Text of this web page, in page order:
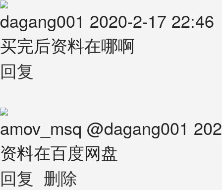
dagang001 2020-2-17 22:46
买完后资料在哪啊
回复
amov_msq @dagang001
资料在百度网盘
回复 删除